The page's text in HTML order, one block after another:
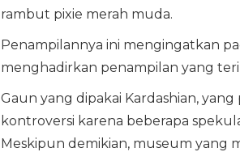
rambut pixie merah muda.
Penampilannya ini mengingatkan
menghadirkan penampilan yang
Gaun yang dipakai Kardashian,
kontroversi karena beberapa
Meskipun demikian, museum yang